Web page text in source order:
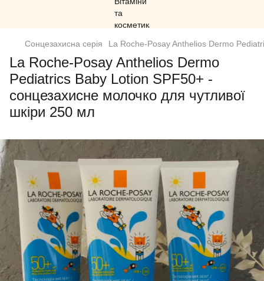
Сонцезахисна серія La Roche-Posay Anthelios Dermo
La Roche-Posay Anthelios Dermo
Pediatrics Baby Lotion SPF50+ -
сонцезахисне молочко для чутливої
шкіри 250 мл